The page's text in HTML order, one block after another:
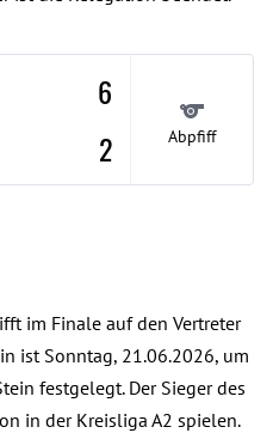
6
2
Abpfiff
im Finale auf den Vertreter
ist Sonntag, 21.06.2026, um
festgelegt. Der Sieger des
in der Kreisliga A2 spielen.